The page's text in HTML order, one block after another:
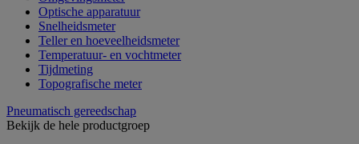
Optische apparatuur
Snelheidsmeter
Teller en hoeveelheidsmeter
Temperatuur- en vochtmeter
Tijdmeting
Topografische meter
Pneumatisch gereedschap
Bekijk de hele productgroep